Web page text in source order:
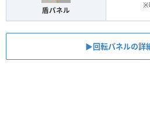
盾パネル
※
▶︎回転パネルの詳